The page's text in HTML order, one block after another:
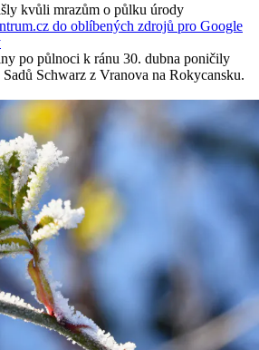
kvůli mrazům o půlku úrody
do oblíbených zdrojů pro Google
po půlnoci k ránu 30. dubna poničily
Schwarz z Vranova na Rokycansku.